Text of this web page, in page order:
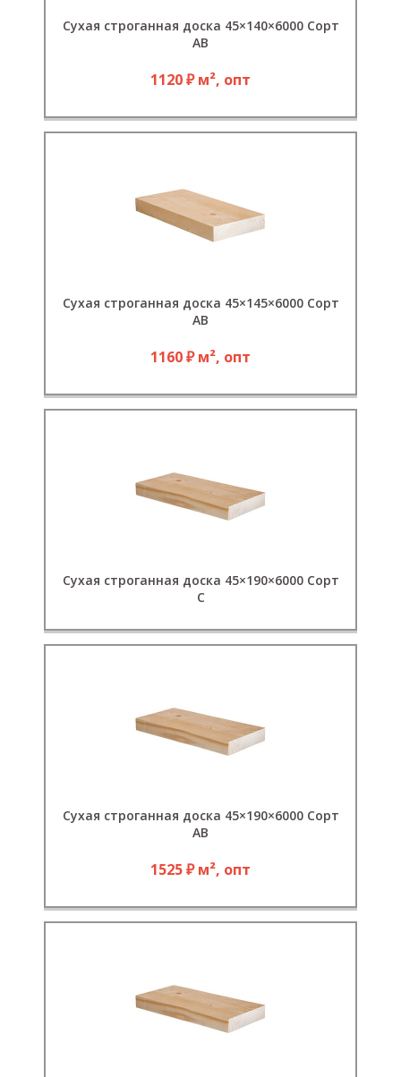
Сухая строганная доска 45×140×6000 Сорт
АВ
1120 ₽ м², опт
Сухая строганная доска 45×145×6000 Сорт
АB
1160 ₽ м², опт
Сухая строганная доска 45×190×6000 Сорт
C
Сухая строганная доска 45×190×6000 Сорт
АВ
1525 ₽ м², опт